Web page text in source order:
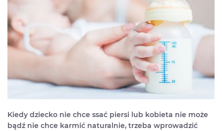
Kiedy dziecko nie chce ssać piersi lub kobieta nie może
bądź nie chce karmić naturalnie, trzeba wprowadzić